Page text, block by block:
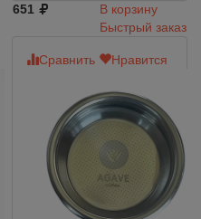
651
В корзину
Быстрый заказ
Сравнить Нравится